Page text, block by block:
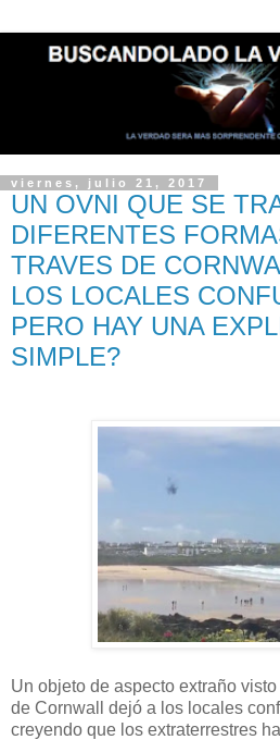
viernes, julio 21, 2017
UN OVNI QUE SE
DIFERENTES
TRAVES DE
LOS LOCALES
PERO HAY UNA
SIMPLE?
Un objeto de aspecto extraño
de Cornwall dejó a los locales
creyendo que los extraterrestres